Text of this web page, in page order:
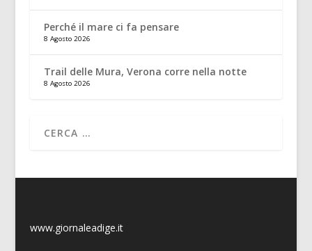
Perché il mare ci fa pensare
8 Agosto 2026
Trail delle Mura, Verona corre nella notte
8 Agosto 2026
www.giornaleadige.it